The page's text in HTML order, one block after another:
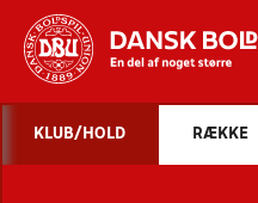
KLUB/HOLD RÆKKE